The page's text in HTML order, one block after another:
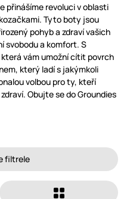
přinášíme revoluci v oblasti
Tyto boty jsou
pohyb a zdraví vašich
svobodu a komfort. S
vám umožní cítit povrch
který ladí s jakýmkoli
volbou pro ty, kteří
Obujte se do Groundies
filtrele